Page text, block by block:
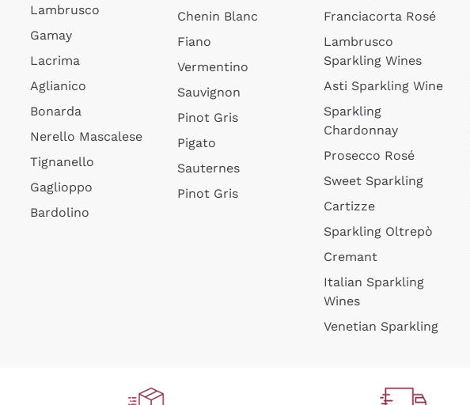
Lambrusco
Gamay
Lacrima
Aglianico
Bonarda
Nerello Mascalese
Tignanello
Gaglioppo
Bardolino
Chenin Blanc
Fiano
Vermentino
Sauvignon
Pinot Gris
Pigato
Sauternes
Pinot Gris
Franciacorta Rosé
Lambrusco
Sparkling Wines
Asti Sparkling Wine
Sparkling
Chardonnay
Prosecco Rosé
Sweet Sparkling
Cartizze
Sparkling Oltrepò
Cremant
Italian Sparkling
Wines
Venetian Sparkling